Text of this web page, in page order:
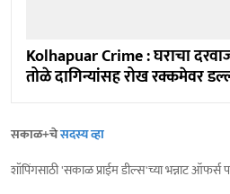
Kolhapuar Crime : घराचा
तोळे दागिन्यांसह रोख रक्कमेवर
सकाळ+चेसदस्य व्हा
शॉपिंगसाठी 'सकाळ प्राईम डील्स'च्या भन्नाट ऑफर्स